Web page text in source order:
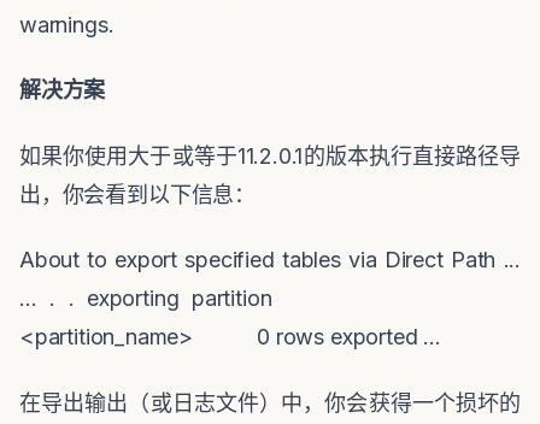
warnings.
解决方案
如果你使用大于或等于11.2.0.1的版本执行直接路径导
出，你会看到以下信息：
About to export specified tables via Direct Path ...
... . . exporting partition
<partition_name> 0 rows exported ...
在导出输出（或日志文件）中，你会获得一个损坏的